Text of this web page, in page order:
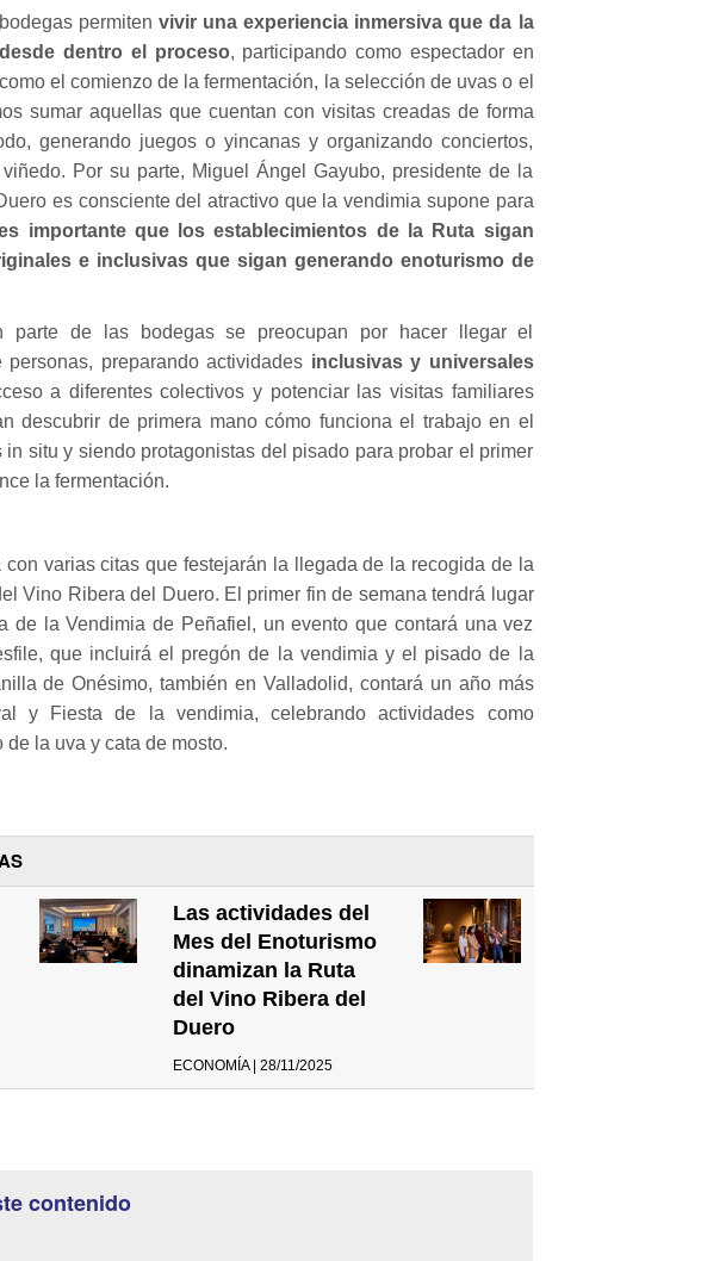
permiten vivir una experiencia inmersiva que da la
dentro el proceso, participando como espectador en
el comienzo de la fermentación, la selección de uvas o el
sumar aquellas que cuentan con visitas creadas de forma
generando juegos o yincanas y organizando conciertos,
Por su parte, Miguel Ángel Gayubo, presidente de la
es consciente del atractivo que la vendimia supone para
importante que los establecimientos de la Ruta sigan
e inclusivas que sigan generando enoturismo de
parte de las bodegas se preocupan por hacer llegar el
preparando actividades inclusivas y universales
a diferentes colectivos y potenciar las visitas familiares
descubrir de primera mano cómo funciona el trabajo en el
situ y siendo protagonistas del pisado para probar el primer
la fermentación.
con varias citas que festejarán la llegada de la recogida de la
Vino Ribera del Duero. El primer fin de semana tendrá lugar
de la Vendimia de Peñafiel, un evento que contará una vez
que incluirá el pregón de la vendimia y el pisado de la
de Onésimo, también en Valladolid, contará un año más
y Fiesta de la vendimia, celebrando actividades como
la uva y cata de mosto.
Las actividades del
Mes del Enoturismo
dinamizan la Ruta
del Vino Ribera del
Duero
ECONOMÍA | 28/11/2025
contenido